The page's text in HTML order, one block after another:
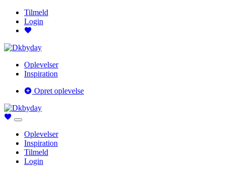
Tilmeld
Login
Oplevelser
Inspiration
Opret oplevelse
Oplevelser
Inspiration
Tilmeld
Login